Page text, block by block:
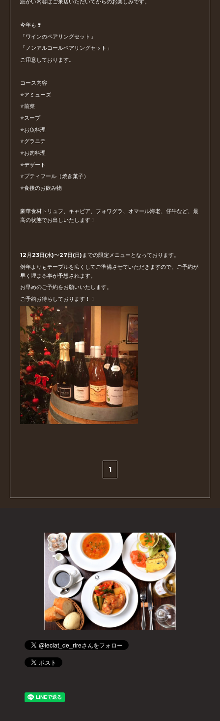
今年も🍷
「ワインのペアリングセット」
「ノンアルコールペアリングセット」
ご用意しております。
コース内容
⭐️アミューズ
⭐️前菜
⭐️スープ
⭐️お魚料理
⭐️グラニテ
⭐️お肉料理
⭐️デザート
⭐️プティフール（焼き菓子）
⭐️食後のお飲み物
豪華食材トリュフ、キャビア、フォワグラ、オマール海老、仔牛など、最
高の状態でお出しいたします！
12月23日(水)〜27日(日)までの限定メニューとなっております。
例年よりもテーブルを広くしてご準備させていただきますので、ご予約が
早く埋まる事が予想されます。
お早めのご予約をお願いいたします。
ご予約お待ちしております！！
1